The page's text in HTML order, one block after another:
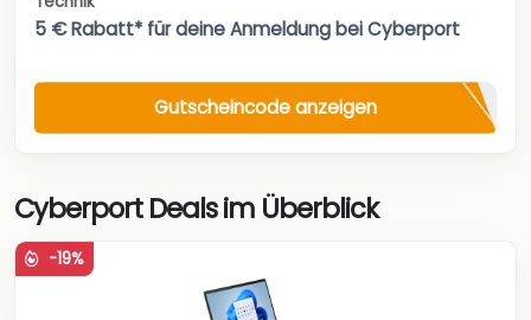
5 € Rabatt* für deine Anmeldung bei Cyberport
Gutscheincode anzeigen
Cyberport Deals im Überblick
-19%